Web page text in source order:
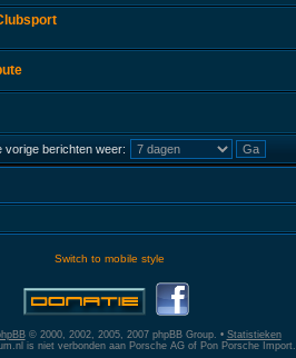
vorige berichten weer:
Switch to mobile style
© 2000, 2002, 2005, 2007 phpBB Group. • Statistieken
is niet verbonden aan Porsche AG of Pon Porsche Import.